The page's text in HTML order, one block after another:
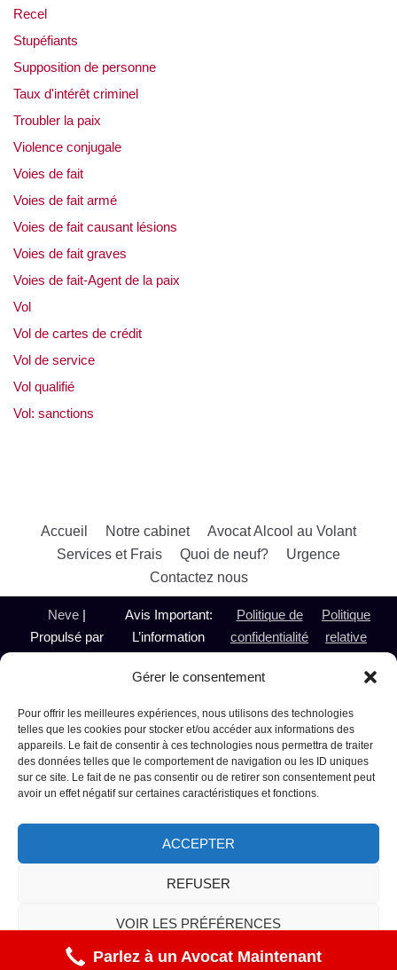
Gérer le consentement
Pour offrir les meilleures expériences, nous utilisons des technologies
telles que les cookies pour stocker et/ou accéder aux informations des
appareils. Le fait de consentir à ces technologies nous permettra de traiter
des données telles que le comportement de navigation ou les ID uniques
sur ce site. Le fait de ne pas consentir ou de retirer son consentement peut
avoir un effet négatif sur certaines caractéristiques et fonctions.
ACCEPTER
REFUSER
VOIR LES PRÉFÉRENCES
Politique de cookies Déclaration de confidentialité
Recel
Stupéfiants
Supposition de personne
Taux d'intérêt criminel
Troubler la paix
Violence conjugale
Voies de fait
Voies de fait armé
Voies de fait causant lésions
Voies de fait graves
Voies de fait-Agent de la paix
Vol
Vol de cartes de crédit
Vol de service
Vol qualifié
Vol: sanctions
Accueil Notre cabinet
Avocat Alcool au Volant
Services et Frais
Quoi de neuf?
Urgence
Contactez nous
Neve|
Propulsé par
Alcool au
Volant et
Droit Criminel
Montréal
réservés
Avis Important:
L’information
présent site est de
n’a pas pour objet de
remplacer ou de
pallier le besoin de
consulter un avocat.
d'information,
Me Micheline
235-0783
Politique de
confidentialité
Politique
relative
témoins
Parlez à un Avocat Maintenant